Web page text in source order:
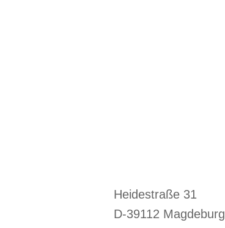
Heidestraße 31
D-39112 Magdeburg